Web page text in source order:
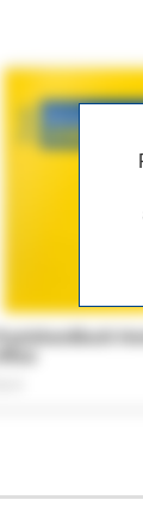
Praxishandbuch